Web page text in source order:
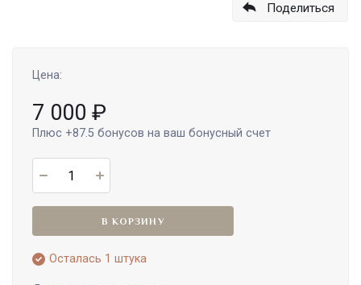
Поделиться
Цена:
7 000 ₽
Плюс +87.5 бонусов на ваш бонусный счет
В КОРЗИНУ
Осталась 1 штука